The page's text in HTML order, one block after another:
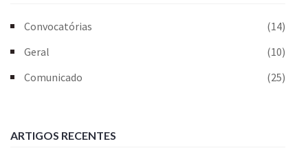
Convocatórias
(14)
Geral
(10)
Comunicado
(25)
ARTIGOS RECENTES